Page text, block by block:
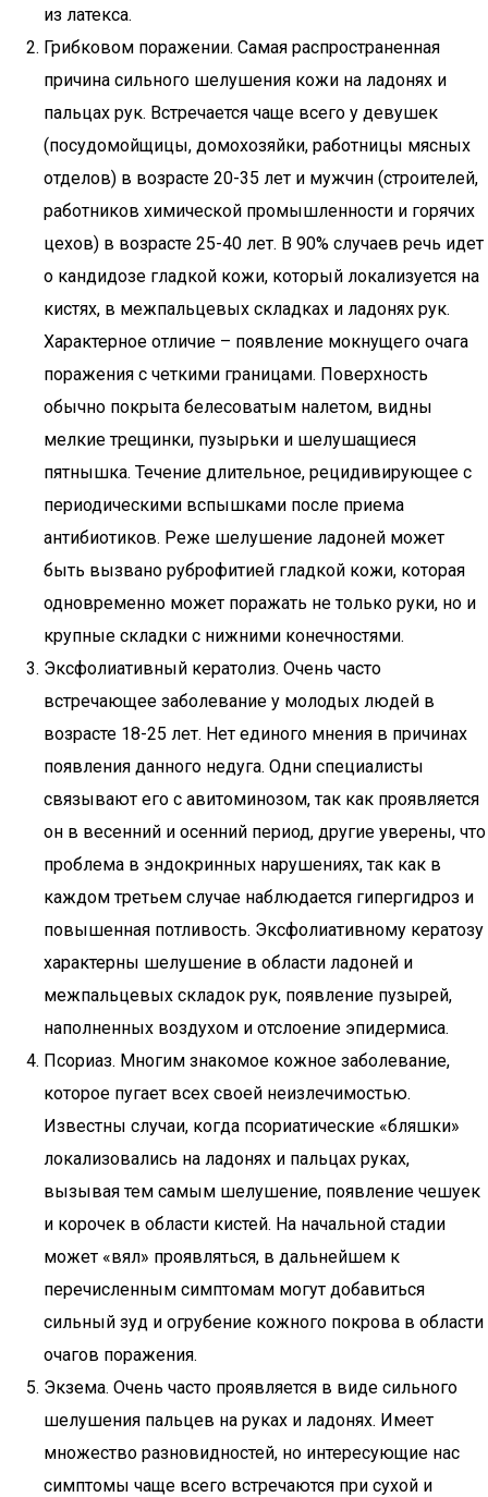
из латекса.
Грибковом поражении. Самая распространенная
причина сильного шелушения кожи на ладонях и
пальцах рук. Встречается чаще всего у девушек
(посудомойщицы, домохозяйки, работницы мясных
отделов) в возрасте 20-35 лет и мужчин (строителей,
работников химической промышленности и горячих
цехов) в возрасте 25-40 лет. В 90% случаев речь идет
о кандидозе гладкой кожи, который локализуется на
кистях, в межпальцевых складках и ладонях рук.
Характерное отличие – появление мокнущего очага
поражения с четкими границами. Поверхность
обычно покрыта белесоватым налетом, видны
мелкие трещинки, пузырьки и шелушащиеся
пятнышка. Течение длительное, рецидивирующее с
периодическими вспышками после приема
антибиотиков. Реже шелушение ладоней может
быть вызвано руброфитией гладкой кожи, которая
одновременно может поражать не только руки, но и
крупные складки с нижними конечностями.
Эксфолиативный кератолиз. Очень часто
встречающее заболевание у молодых людей в
возрасте 18-25 лет. Нет единого мнения в причинах
появления данного недуга. Одни специалисты
связывают его с авитоминозом, так как проявляется
он в весенний и осенний период, другие уверены, что
проблема в эндокринных нарушениях, так как в
каждом третьем случае наблюдается гипергидроз и
повышенная потливость. Эксфолиативному кератозу
характерны шелушение в области ладоней и
межпальцевых складок рук, появление пузырей,
наполненных воздухом и отслоение эпидермиса.
Псориаз. Многим знакомое кожное заболевание,
которое пугает всех своей неизлечимостью.
Известны случаи, когда псориатические «бляшки»
локализовались на ладонях и пальцах руках,
вызывая тем самым шелушение, появление чешуек
и корочек в области кистей. На начальной стадии
может «вял» проявляться, в дальнейшем к
перечисленным симптомам могут добавиться
сильный зуд и огрубение кожного покрова в области
очагов поражения.
Экзема. Очень часто проявляется в виде сильного
шелушения пальцев на руках и ладонях. Имеет
множество разновидностей, но интересующие нас
симптомы чаще всего встречаются при сухой и